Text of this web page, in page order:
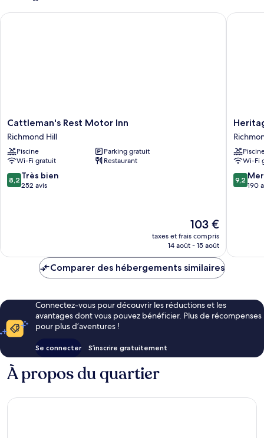
lits
chambre
Chambre
Cattleman's
Rest
Motor
Inn
Richmond
Hill
Cattleman's Rest Motor Inn
Richmond Hill
Piscine
Parking gratuit
Wi-Fi gratuit
Restaurant
8.2
sur
8,2 Très bien
252 avis
Le
nouveau
prix
de
103 €
taxes et frais compris
14 août - 15 août
Cattleman's Rest Motor Inn
Lodge
Motel
HillWi-Fi
9.2
sur
9,2
190
Comparer des hébergements similaires
Connectez-vous pour découvrir les réductions et les
avantages dont vous pouvez bénéficier. Plus de récompenses
pour plus d’aventures !
Se connecter S’inscrire gratuitement
À propos du quartier